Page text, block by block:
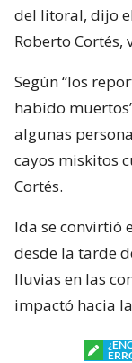
del litoral, dijo
Roberto
Según “los
habido
algunas
cayos miskitos
Cortés.
Ida se convirtió
desde la tarde
lluvias en las
impactó hacia